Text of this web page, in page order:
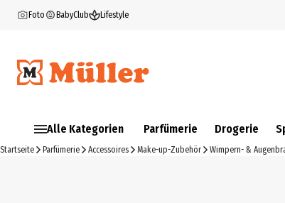
Foto BabyClub Lifestyle
Alle Kategorien Parfümerie Drogerie
Startseite Parfümerie Accessoires Make-up-Zubehör Wimpern- &